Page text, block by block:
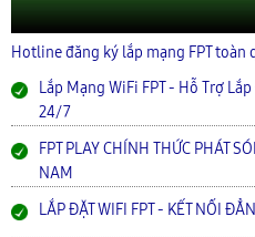
Hotline đăng ký lắp mạng FPT toàn
Lắp Mạng WiFi FPT - Hỗ Trợ
24/7
FPT PLAY CHÍNH THỨC PHÁT
NAM
LẮP ĐẶT WIFI FPT - KẾT NỐI